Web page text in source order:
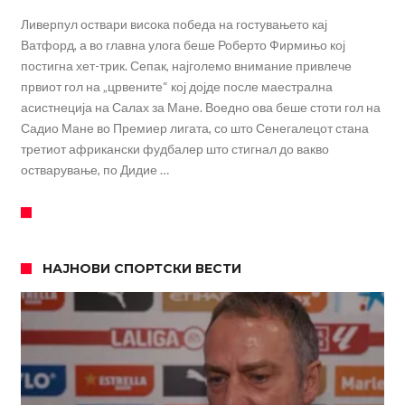
Ливерпул оствари висока победа на гостувањето кај
Ватфорд, а во главна улога беше Роберто Фирмињо кој
постигна хет-трик. Сепак, најголемо внимание привлече
првиот гол на „црвените“ кој дојде после маестрална
асистнеција на Салах за Мане. Воедно ова беше стоти гол на
Садио Мане во Премиер лигата, со што Сенегалецот стана
третиот африкански фудбалер што стигнал до вакво
остварување, по Дидие …
НАЈНОВИ СПОРТСКИ ВЕСТИ